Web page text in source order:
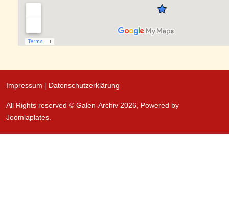
Impressum | Datenschutzerklärung
All Rights reserved © Galen-Archiv 2026, Powered by
Joomlaplates